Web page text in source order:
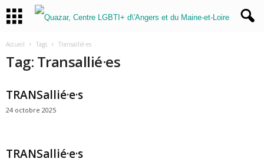
Accueil Tags Transallié·es
Tag: Transallié·es
TRANSallié·e·s
24 octobre 2025
TRANSallié·e·s